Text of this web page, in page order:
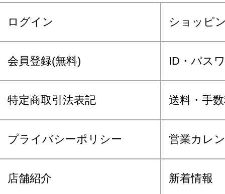
ログイン ショッピ
会員登録(無料) ID・パス
特定商取引法表記 送料・手
プライバシーポリシー 営業カレ
店舗紹介 新着情報